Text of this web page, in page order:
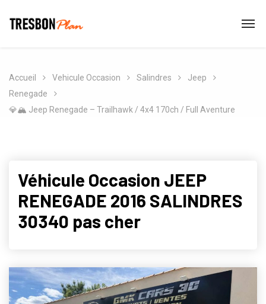
Accueil Vehicule Occasion Salindres
Jeep
Renegade
💎🏔️ Jeep Renegade – Trailhawk / 4x4 170ch / Full Aventure
Véhicule Occasion JEEP
RENEGADE 2016 SALINDRES
30340 pas cher